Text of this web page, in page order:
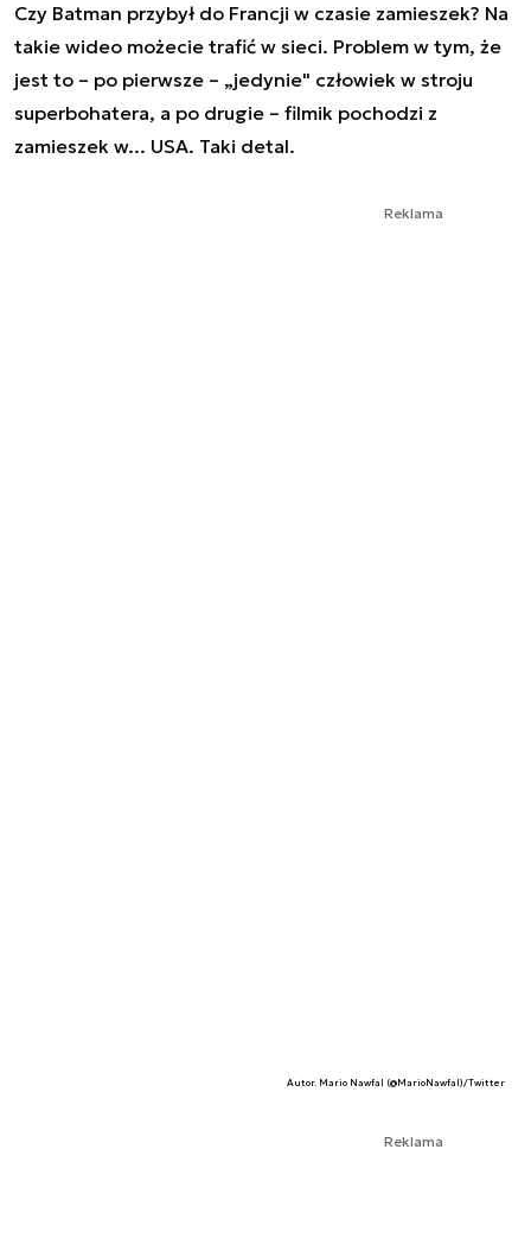
Czy Batman przybył do Francji w czasie zamieszek? Na
takie wideo możecie trafić w sieci. Problem w tym, że
jest to – po pierwsze – „jedynie" człowiek w stroju
superbohatera, a po drugie – filmik pochodzi z
zamieszek w... USA. Taki detal.
Reklama
Autor. Mario Nawfal (@MarioNawfal)/Twitter
Reklama